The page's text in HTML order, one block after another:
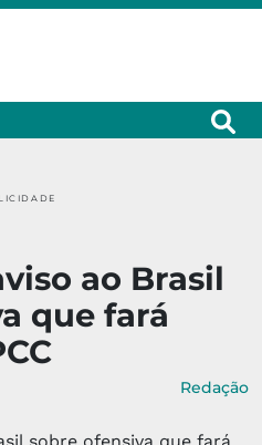
ao Brasil
que fará
Redação